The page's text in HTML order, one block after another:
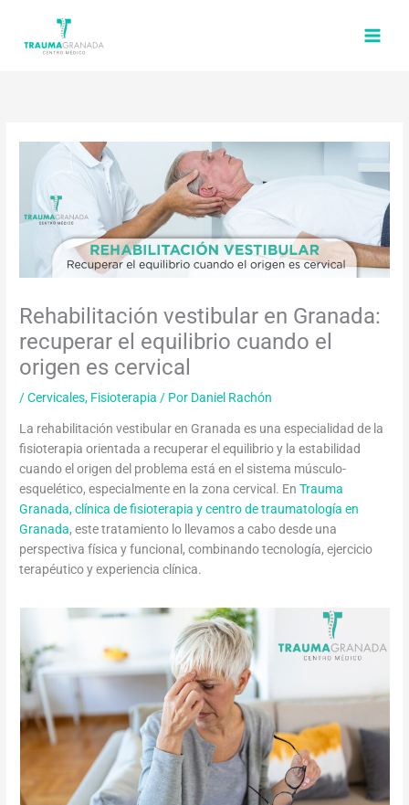
contenido
Rehabilitación vestibular en Granada:
recuperar el equilibrio cuando el
origen es cervical
/Cervicales, Fisioterapia / Por Daniel Rachón
La rehabilitación vestibular en Granada es una especialidad de la
fisioterapia orientada a recuperar el equilibrio y la estabilidad
cuando el origen del problema está en el sistema músculo-
esquelético, especialmente en la zona cervical. EnTrauma
Granada, clínica de fisioterapia y centro de traumatología en
Granada, este tratamiento lo llevamos a cabo desde una
perspectiva física y funcional, combinando tecnología, ejercicio
terapéutico y experiencia clínica.